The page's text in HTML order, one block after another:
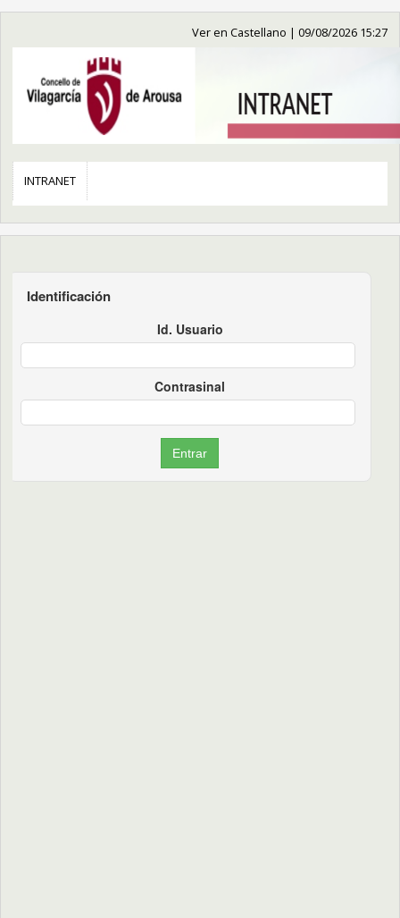
Ver en Castellano | 09/08/2026 15:27
INTRANET
Identificación
Id. Usuario
Contrasinal